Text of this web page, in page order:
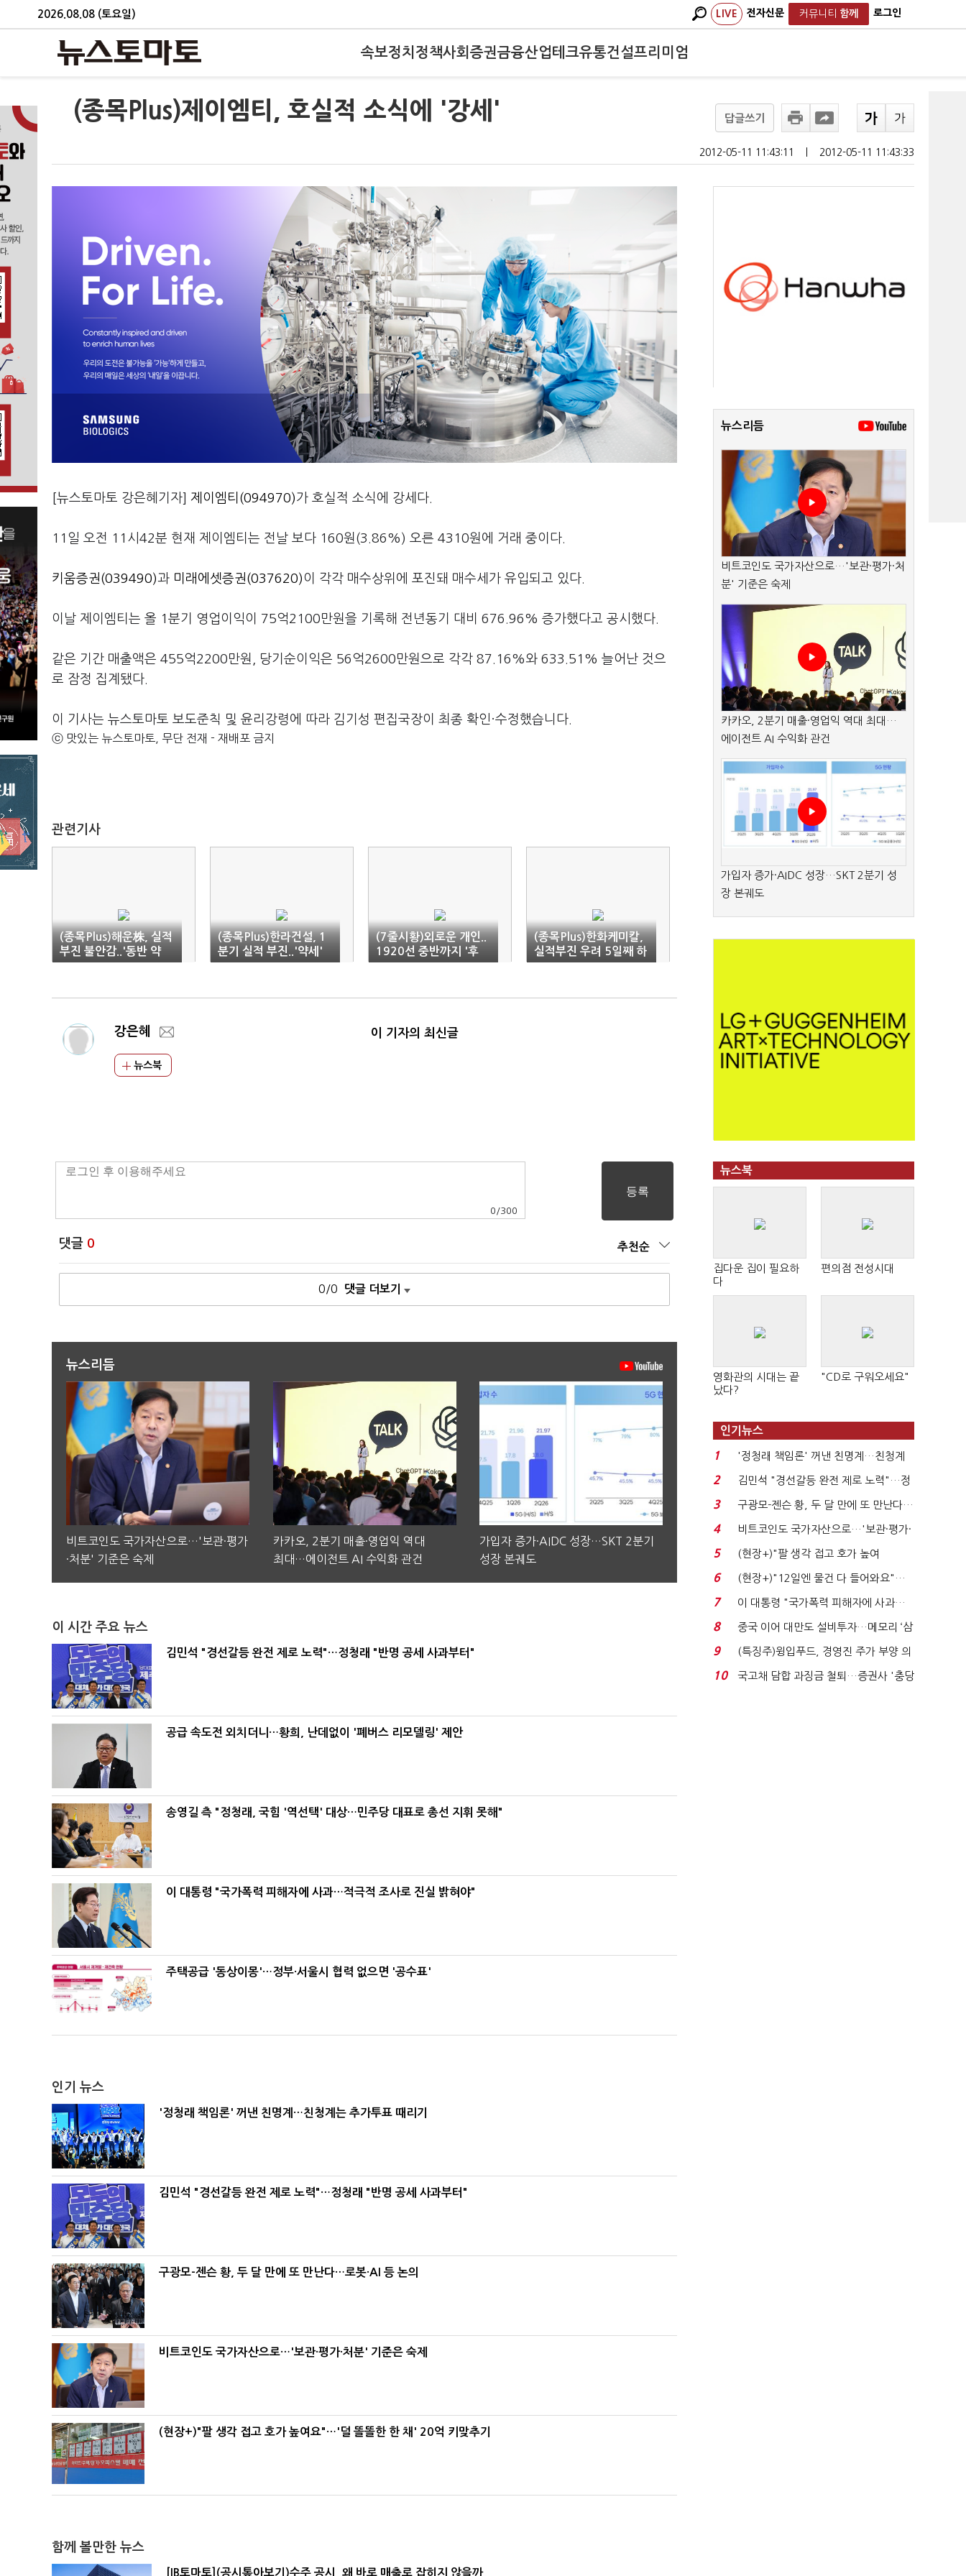
2026.08.08 (토요일) LIVE 전자신문 커뮤니티 함께 로그인
속보정치 정책사회 증권금융산업테크유통건설프리미엄
(종목Plus)제이엠티, 호실적 소식에 '강세' 답글쓰기
2012-05-11 11:43:11 2012-05-11 11:43:33
[뉴스토마토 강은혜기자] 제이엠티(094970)가 호실적 소식에 강세다.
11일 오전 11시42분 현재 제이엠티는 전날 보다 160원(3.86%) 오른 4310원에 거래 중이다.
키움증권(039490)과 미래에셋증권(037620)이 각각 매수상위에 포진돼 매수세가 유입되고 있다.
이날 제이엠티는 올 1분기 영업이익이 75억2100만원을 기록해 전년동기 대비 676.96% 증가했다고 공시했다.
같은 기간 매출액은 455억2200만원, 당기순이익은 56억2600만원으로 각각 87.16%와 633.51% 늘어난 것으
로 잠정 집계됐다.
이 기사는 뉴스토마토 보도준칙 및 윤리강령에 따라 김기성 편집국장이 최종 확인·수정했습니다.
ⓒ 맛있는 뉴스토마토, 무단 전재 - 재배포 금지
관련기사
(종목Plus)해운株, 실적
부진 불안감..'동반 약
세'
(종목Plus)한라건설, 1
분기 실적 부진..'약세'
(7줄시황)외로운 개인..
1920선 중반까지 '후
퇴'(10:20)
(종목Plus)한화케미칼,
실적부진 우려 5일째 하
락
강은혜
뉴스북
이 기자의 최신글
0 /300
댓글 0 추천순
0/0 댓글 더보기
뉴스리듬
비트코인도 국가자산으로…'보관·평가
·처분' 기준은 숙제
카카오, 2분기 매출·영업익 역대
최대…에이전트 AI 수익화 관건
가입자 증가·AIDC 성장…SKT 2분기
성장 본궤도
이 시간 주요 뉴스
김민석 "경선갈등 완전 제로 노력"…정청래 "반명 공세 사과부터"
공급 속도전 외치더니…황희, 난데없이 '폐버스 리모델링' 제안
송영길 측 "정청래, 국힘 '역선택' 대상…민주당 대표로 총선 지휘 못해"
이 대통령 "국가폭력 피해자에 사과…적극적 조사로 진실 밝혀야"
주택공급 '동상이몽'…정부·서울시 협력 없으면 '공수표'
인기 뉴스
'정청래 책임론' 꺼낸 친명계…친청계는 추가투표 때리기
김민석 "경선갈등 완전 제로 노력"…정청래 "반명 공세 사과부터"
구광모-젠슨 황, 두 달 만에 또 만난다…로봇·AI 등 논의
비트코인도 국가자산으로…'보관·평가·처분' 기준은 숙제
(현장+)"팔 생각 접고 호가 높여요"…'덜 똘똘한 한 채' 20억 키맞추기
함께 볼만한 뉴스
[IB토마토](공시톺아보기)수주 공시, 왜 바로 매출로 잡히지 않을까
뉴스리듬
비트코인도 국가자산으로…'보관·평가·처
분' 기준은 숙제
카카오, 2분기 매출·영업익 역대 최대…
에이전트 AI 수익화 관건
가입자 증가·AIDC 성장…SKT 2분기 성
장 본궤도
뉴스북
집다운 집이 필요하
다
편의점 전성시대
영화관의 시대는 끝
났다?
"CD로 구워오세요"
인기뉴스
1
'정청래 책임론' 꺼낸 친명계…친청계
는 추가투표 때리기...
2
김민석 "경선갈등 완전 제로 노력"…정
청래 "반명 공세 사...
3
구광모-젠슨 황, 두 달 만에 또 만난다…
로봇·AI 등 논...
4
비트코인도 국가자산으로…'보관·평가·
처분' 기준은 ...
5
(현장+)"팔 생각 접고 호가 높여
요"…'덜 똘똘한 한 채' 20...
6
(현장+)"12일엔 물건 다 들어와요"…
빈 매대 채우며 문 연 ...
7
이 대통령 "국가폭력 피해자에 사과…
적극적 조사로 진...
8
중국 이어 대만도 설비투자…메모리 ‘삼
국전쟁’
9
(특징주)윙입푸드, 경영진 주가 부양 의
지에 상한가...
10
국고채 담합 과징금 철퇴…증권사 '충당